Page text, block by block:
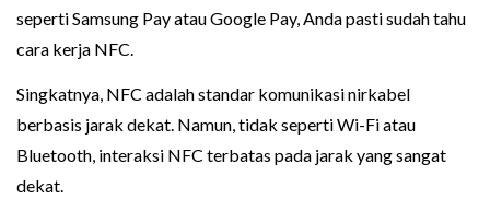
seperti Samsung Pay atau Google Pay, Anda pasti sudah tahu
cara kerja NFC.
Singkatnya, NFC adalah standar komunikasi nirkabel
berbasis jarak dekat. Namun, tidak seperti Wi-Fi atau
Bluetooth, interaksi NFC terbatas pada jarak yang sangat
dekat.